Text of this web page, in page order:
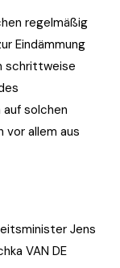
regelmäßig
Eindämmung
schrittweise
solchen
vor allem aus
Jens
VAN DE